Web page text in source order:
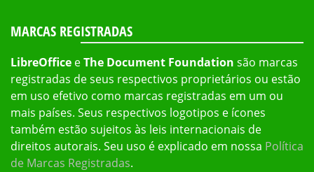
MARCAS REGISTRADAS
LibreOffice eThe Document Foundation são marcas
registradas de seus respectivos proprietários ou estão
em uso efetivo como marcas registradas em um ou
mais países. Seus respectivos logotipos e ícones
também estão sujeitos às leis internacionais de
direitos autorais. Seu uso é explicado em nossa Política
de Marcas Registradas.